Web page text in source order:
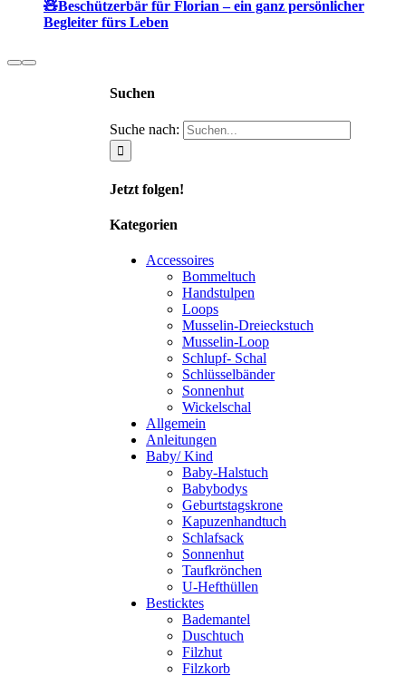
🧸Beschützerbär für Florian – ein ganz persönlicher
Begleiter fürs Leben
Suchen
Suche nach:
Jetzt folgen!
Kategorien
Accessoires
Bommeltuch
Handstulpen
Loops
Musselin-Dreieckstuch
Musselin-Loop
Schlupf- Schal
Schlüsselbänder
Sonnenhut
Wickelschal
Allgemein
Anleitungen
Baby/ Kind
Baby-Halstuch
Babybodys
Geburtstagskrone
Kapuzenhandtuch
Schlafsack
Sonnenhut
Taufkrönchen
U-Hefthüllen
Besticktes
Bademantel
Duschtuch
Filzhut
Filzkorb